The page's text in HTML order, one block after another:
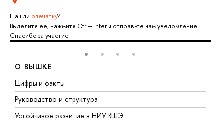
Нашли опечатку?
Выделите её, нажмите Ctrl+Enter и отправьте нам уведомление.
Спасибо за участие!
О ВЫШКЕ
Цифры и факты
Руководство и структура
Устойчивое развитие в НИУ ВШЭ